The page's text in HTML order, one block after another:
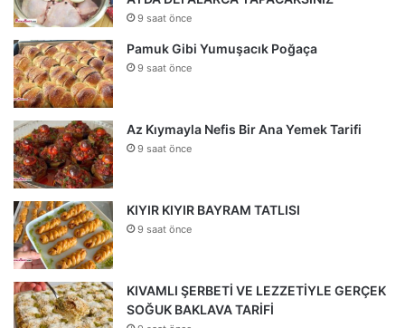
9 saat önce
Pamuk Gibi Yumuşacık Poğaça
9 saat önce
Az Kıymayla Nefis Bir Ana Yemek Tarifi
9 saat önce
KIYIR KIYIR BAYRAM TATLISI
9 saat önce
KIVAMLI ŞERBETİ VE LEZZETİYLE GERÇEK
SOĞUK BAKLAVA TARİFİ